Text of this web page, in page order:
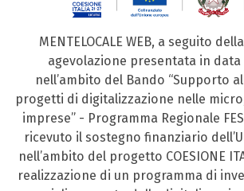
MENTELOCALE WEB, a seguito
agevolazione presentata in data
nell’ambito del Bando “Supporto
progetti di digitalizzazione nelle
imprese” - Programma Regionale
ricevuto il sostegno finanziario
nell’ambito del progetto COESIONE
realizzazione di un programma di